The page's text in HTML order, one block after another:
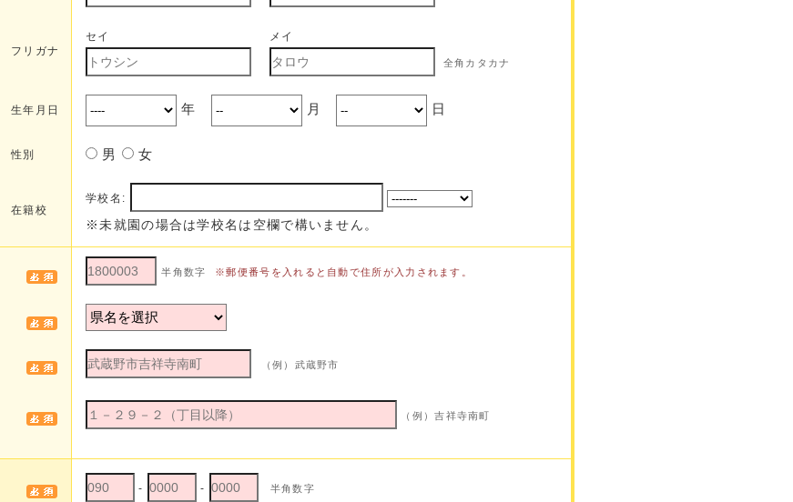
フリガナ
セイ メイ
全角カタカナ
生年月日 年 月 日
性別 男 女
在籍校
学校名:
※未就園の場合は学校名は空欄で構いません。
半角数字 ※郵便番号を入れると自動で住所が入力されます。
（例）武蔵野市
（例）吉祥寺南町
- - 半角数字